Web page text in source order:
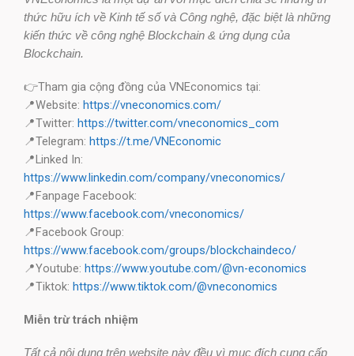
thức hữu ích về Kinh tế số và Công nghệ, đặc biệt là những
kiến thức về công nghệ Blockchain & ứng dụng của
Blockchain.
👉Tham gia cộng đồng của VNEconomics tại:
📍Website: https://vneconomics.com/
📍Twitter: https://twitter.com/vneconomics_com
📍Telegram: https://t.me/VNEconomic
📍Linked In:
https://www.linkedin.com/company/vneconomics/
📍Fanpage Facebook:
https://www.facebook.com/vneconomics/
📍Facebook Group:
https://www.facebook.com/groups/blockchaindeco/
📍Youtube: https://www.youtube.com/@vn-economics
📍Tiktok: https://www.tiktok.com/@vneconomics
Miễn trừ trách nhiệm
Tất cả nội dung trên website này đều vì mục đích cung cấp